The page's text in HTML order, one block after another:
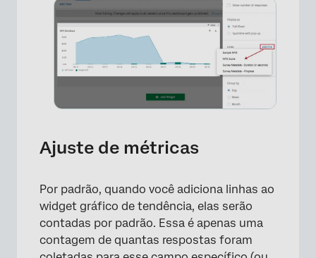
×
×
Ajuste de métricas
Por padrão, quando você adiciona linhas ao
widget gráfico de tendência, elas serão
contadas por padrão. Essa é apenas uma
contagem de quantas respostas foram